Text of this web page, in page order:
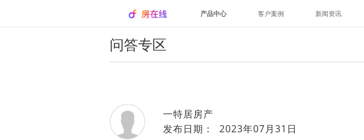
产品中心 客户案例 新闻资讯
问答专区
一特居房产
发布日期： 2023年07月31日